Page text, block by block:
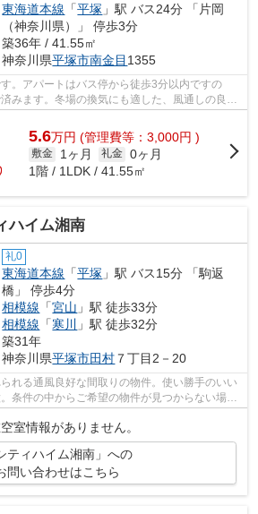
東海道本線 「平塚 」駅 バス24分 「片岡
（神奈川県）」 停歩3分
築36年 / 41.55㎡
神奈川県平塚市南金目 1355
。アパートはバス停から徒歩3分以内ですの
みます。冬場の換気にも適した、風通しの良い
です。1フロ...
5.6万円 (管理費等：3,000円 )
敷金 1ヶ月 礼金 0ヶ月
1階 / 1LDK / 41.55㎡
ハイム湘南
礼0
東海道本線 「平塚 」駅 バス15分 「駒返
橋」 停歩4分
相模線 「宮山 」駅 徒歩33分
相模線 「寒川
」駅 徒歩32分
築31年
神奈川県平塚市田村 ７丁目2－20
れる通風良好な間取りの物件。使い勝手のいい
条件の中からご希望の物件が見つからない場合
室情報がありません。
ティハイム湘南」への
問い合わせはこちら